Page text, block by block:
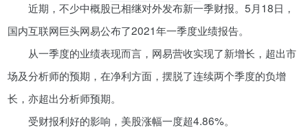
分众传媒办公楼疑发生女子持刀砍
人 律师：涉嫌故意伤害罪
05-18
马云要办300年的湖畔大学，更名
了
05-19
近期，不少中概股已相继对外发布新一季财报。5月18日，
国内互联网巨头网易公布了2021年一季度业绩报告。
从一季度的业绩表现而言，网易营收实现了新增长，超出市
场及分析师的预期，在净利方面，摆脱了连续两个季度的负增
长，亦超出分析师预期。
受财报利好的影响，美股涨幅一度超4.86%。